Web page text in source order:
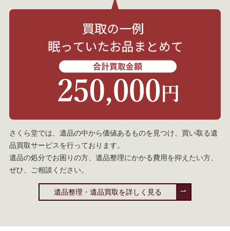
さくら堂では、遺品の中から価値あるものを見つけ、買い取る遺
品買取サービスを行っております。
遺品の処分でお困りの方、遺品整理にかかる費用を抑えたい方、
ぜひ、ご相談ください。
遺品整理・遺品買取を詳しく見る